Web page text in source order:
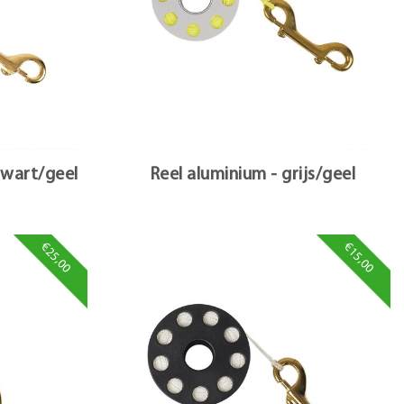
geel Reel aluminium - grijs/geel
€25,00 €15,00